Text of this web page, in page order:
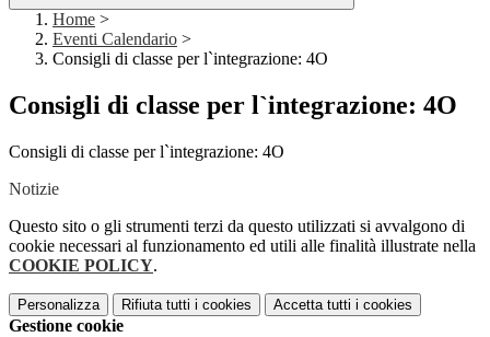
Home >
Eventi Calendario >
Consigli di classe per l`integrazione: 4O
Consigli di classe per l`integrazione: 4O
Consigli di classe per l`integrazione: 4O
Notizie
Questo sito o gli strumenti terzi da questo utilizzati si avvalgono di
cookie necessari al funzionamento ed utili alle finalità illustrate nella
COOKIE POLICY.
Personalizza Rifiuta tutti i cookies Accetta tutti i cookies
Gestione cookie